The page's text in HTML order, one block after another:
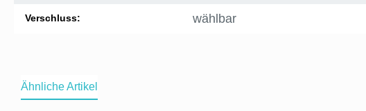
Verschluss: wählbar
Ähnliche Artikel